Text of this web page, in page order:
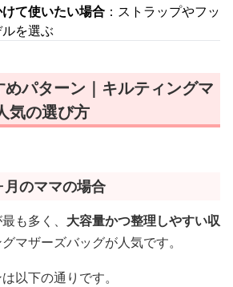
て使いたい場合 ：ストラップやフッ
を選ぶ
パターン｜キルティングマ
気の選び方
のママの場合
も多く、 大容量かつ整理しやすい収
マザーズバッグが人気です。
以下の通りです。